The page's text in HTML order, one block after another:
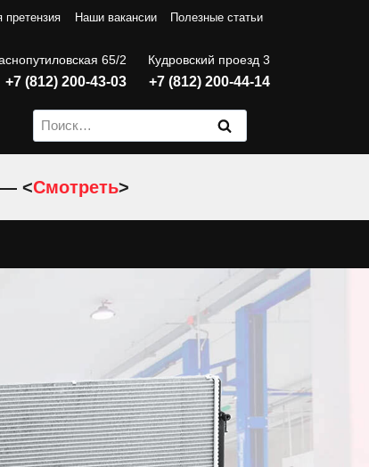
претензия Наши вакансии Полезные статьи
65/2
+7 (812) 200-43-03
Кудровский проезд 3
+7 (812) 200-44-14
Найти:
— <Смотреть>